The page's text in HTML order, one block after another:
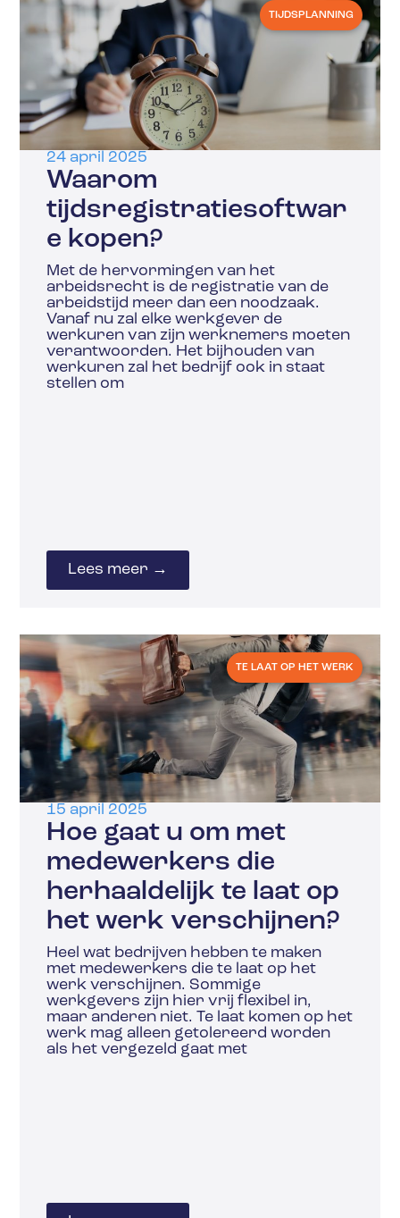
TIJDSPLANNING
24 april 2025
Waarom
tijdsregistratiesoftwar
e kopen?
Met de hervormingen van het
arbeidsrecht is de registratie van de
arbeidstijd meer dan een noodzaak.
Vanaf nu zal elke werkgever de
werkuren van zijn werknemers moeten
verantwoorden. Het bijhouden van
werkuren zal het bedrijf ook in staat
stellen om
Lees meer →
TE LAAT OP HET WERK
15 april 2025
Hoe gaat u om met
medewerkers die
herhaaldelijk te laat op
het werk verschijnen?
Heel wat bedrijven hebben te maken
met medewerkers die te laat op het
werk verschijnen. Sommige
werkgevers zijn hier vrij flexibel in,
maar anderen niet. Te laat komen op het
werk mag alleen getolereerd worden
als het vergezeld gaat met